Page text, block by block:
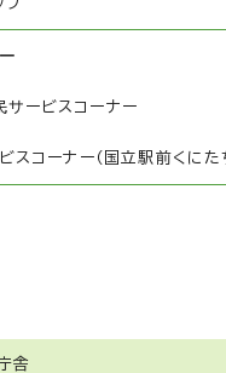
ビスコーナー
スコーナー（国立駅前くにた
舎